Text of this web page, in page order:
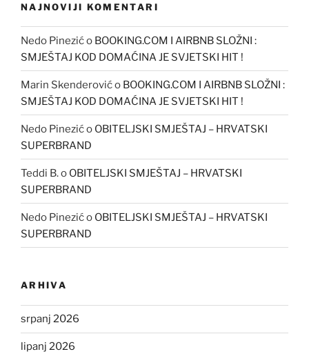
NAJNOVIJI KOMENTARI
Nedo Pinezićo BOOKING.COM I AIRBNB SLOŽNI :
SMJEŠTAJ KOD DOMAĆINA JE SVJETSKI HIT !
Marin Skenderovićo BOOKING.COM I AIRBNB SLOŽNI :
SMJEŠTAJ KOD DOMAĆINA JE SVJETSKI HIT !
Nedo Pinezićo OBITELJSKI SMJEŠTAJ – HRVATSKI
SUPERBRAND
Teddi B.o OBITELJSKI SMJEŠTAJ – HRVATSKI
SUPERBRAND
Nedo Pinezićo OBITELJSKI SMJEŠTAJ – HRVATSKI
SUPERBRAND
ARHIVA
srpanj 2026
lipanj 2026